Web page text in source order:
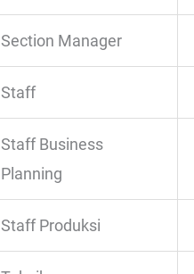
Section Manager
Staff
Staff Business
Planning
Staff Produksi